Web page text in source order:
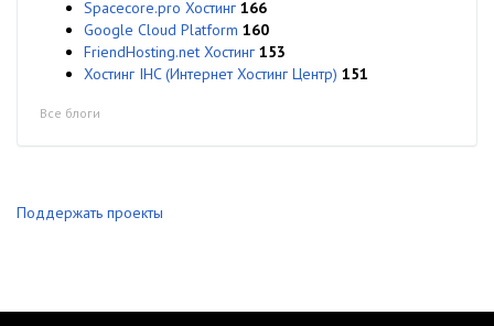
Spacecore.pro Хостинг 166
Google Cloud Platform 160
FriendHosting.net Хостинг 153
Хостинг IHC (Интернет Хостинг Центр) 151
Все блоги
Поддержать проекты